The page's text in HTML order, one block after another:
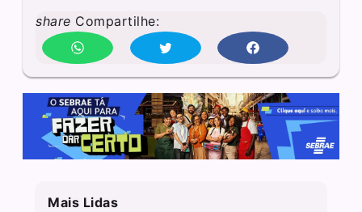
share Compartilhe:
Mais Lidas